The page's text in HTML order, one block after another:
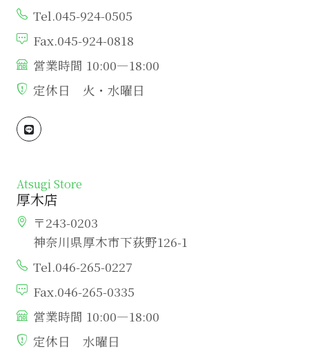
Tel.045-924-0505
Fax.045-924-0818
営業時間 10:00―18:00
定休日 火・水曜日
Atsugi Store
厚木店
〒243-0203
神奈川県厚木市下荻野126-1
Tel.046-265-0227
Fax.046-265-0335
営業時間 10:00―18:00
定休日 水曜日